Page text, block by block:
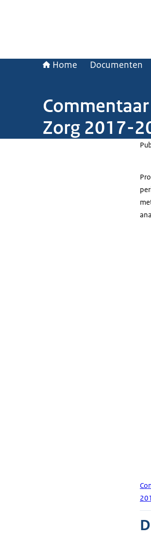
Home Documenten
Zorg 2017-